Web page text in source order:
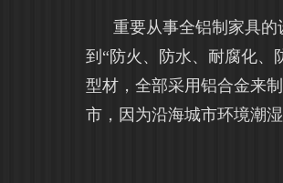
重要从事全铝制家具的
到“防火、防水、耐腐化、
型材，全部采用铝合金来
市，因为沿海城市环境潮